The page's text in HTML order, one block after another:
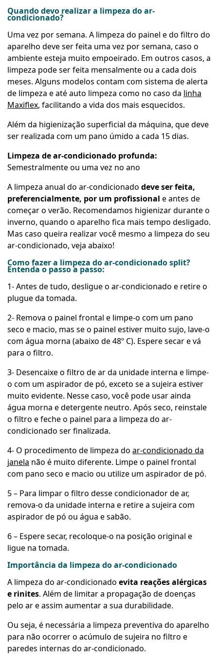
Quando devo realizar a limpeza do ar-
condicionado?
Uma vez por semana. A limpeza do painel e do filtro do
aparelho deve ser feita uma vez por semana, caso o
ambiente esteja muito empoeirado. Em outros casos, a
limpeza pode ser feita mensalmente ou a cada dois
meses. Alguns modelos contam com sistema de alerta
de limpeza e até auto limpeza como no caso da linha
Maxiflex, facilitando a vida dos mais esquecidos.
Além da higienização superficial da máquina, que deve
ser realizada com um pano úmido a cada 15 dias.
Limpeza de ar-condicionado profunda:
Semestralmente ou uma vez no ano
A limpeza anual do ar-condicionado deve ser feita,
preferencialmente, por um profissional e antes de
começar o verão. Recomendamos higienizar durante o
inverno, quando o aparelho fica mais tempo desligado.
Mas caso queira realizar você mesmo a limpeza do seu
ar-condicionado, veja abaixo!
Como fazer a limpeza do ar-condicionado split?
Entenda o passo a passo:
1- Antes de tudo, desligue o ar-condicionado e retire o
plugue da tomada.
2- Remova o painel frontal e limpe-o com um pano
seco e macio, mas se o painel estiver muito sujo, lave-o
com água morna (abaixo de 48º C). Espere secar e vá
para o filtro.
3- Desencaixe o filtro de ar da unidade interna e limpe-
o com um aspirador de pó, exceto se a sujeira estiver
muito evidente. Nesse caso, você pode usar ainda
água morna e detergente neutro. Após seco, reinstale
o filtro e feche o painel para a limpeza do ar-
condicionado ser finalizada.
4- O procedimento de limpeza do ar-condicionado da
janela não é muito diferente. Limpe o painel frontal
com pano seco e macio ou utilize um aspirador de pó.
5 – Para limpar o filtro desse condicionador de ar,
remova-o da unidade interna e retire a sujeira com
aspirador de pó ou água e sabão.
6 – Espere secar, recoloque-o na posição original e
ligue na tomada.
Importância da limpeza do ar-condicionado
A limpeza do ar-condicionado evita reações alérgicas
e rinites. Além de limitar a propagação de doenças
pelo ar e assim aumentar a sua durabilidade.
Ou seja, é necessária a limpeza preventiva do aparelho
para não ocorrer o acúmulo de sujeira no filtro e
paredes internas do ar-condicionado.